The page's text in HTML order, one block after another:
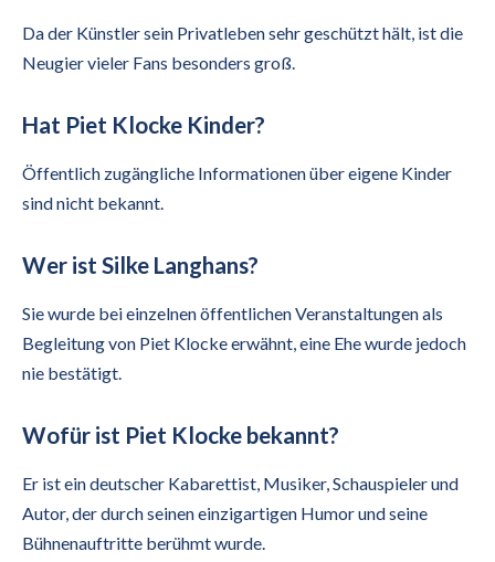
Da der Künstler sein Privatleben sehr geschützt hält, ist die
Neugier vieler Fans besonders groß.
Hat Piet Klocke Kinder?
Öffentlich zugängliche Informationen über eigene Kinder
sind nicht bekannt.
Wer ist Silke Langhans?
Sie wurde bei einzelnen öffentlichen Veranstaltungen als
Begleitung von Piet Klocke erwähnt, eine Ehe wurde jedoch
nie bestätigt.
Wofür ist Piet Klocke bekannt?
Er ist ein deutscher Kabarettist, Musiker, Schauspieler und
Autor, der durch seinen einzigartigen Humor und seine
Bühnenauftritte berühmt wurde.